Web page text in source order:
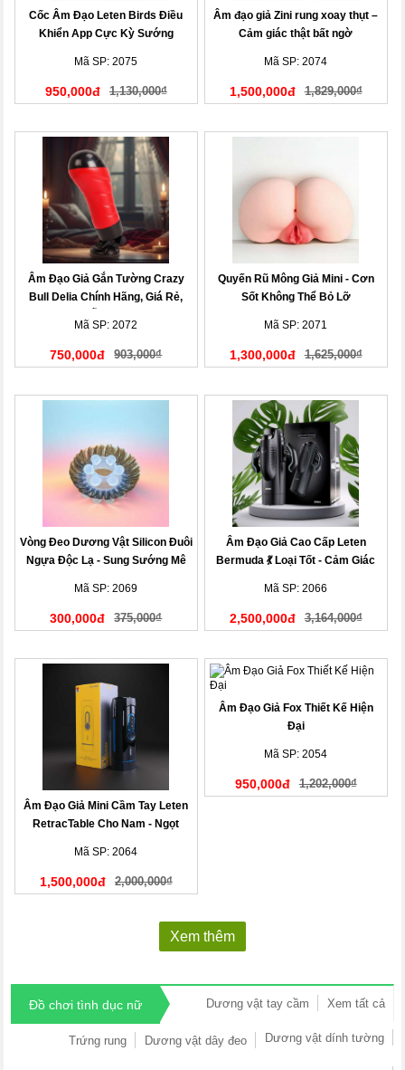
Cốc Âm Đạo Leten Birds Điều
Khiển App Cực Kỳ Sướng
Mã SP: 2075
950,000đ 1,130,000₫
Âm đạo giả Zini rung xoay thụt –
Cảm giác thật bất ngờ
Mã SP: 2074
1,500,000đ 1,829,000₫
Âm Đạo Giả Gắn Tường Crazy
Bull Delia Chính Hãng, Giá Rẻ,
Mã SP: 2072
750,000đ 903,000₫
Quyến Rũ Mông Giả Mini - Cơn
Sốt Không Thể Bỏ Lỡ
Mã SP: 2071
1,300,000đ 1,625,000₫
Vòng Đeo Dương Vật Silicon Đuôi
Ngựa Độc Lạ - Sung Sướng Mê
Mã SP: 2069
300,000đ 375,000₫
Âm Đạo Giả Cao Cấp Leten
Bermuda 💃 Loại Tốt - Cảm Giác
Mã SP: 2066
2,500,000đ 3,164,000₫
Âm Đạo Giả Mini Cầm Tay Leten
RetracTable Cho Nam - Ngọt
Mã SP: 2064
1,500,000đ 2,000,000₫
Âm Đạo Giả Fox Thiết Kế Hiện
Đại
Mã SP: 2054
950,000đ 1,202,000₫
Xem thêm
Đồ chơi tình dục nữ Xem tất cả
Dương vật tay cầm
Dương vật dính tường
Dương vật dây đeo
Trứng rung